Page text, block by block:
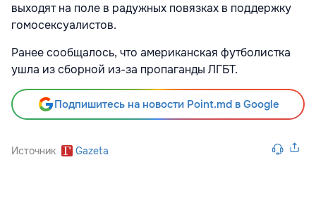
выходят на поле в радужных повязках в поддержку
гомосексуалистов.
Ранее сообщалось, что американская футболистка
ушла из сборной из-за пропаганды ЛГБТ.
Подпишитесь на новости Point.md в Google
Источник Gazeta